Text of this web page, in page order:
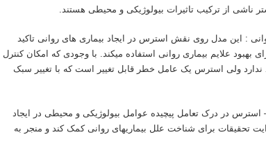
ناشی از ترکیب تاثیرات بیولوژیکی و محیطی هستند.
: این مدل روی نقش استرس در ایجاد بیماری های روانی تاکید
علایم بیماری روانی استفاده میکند. با وجودی که امکان کنترل
ندارد ولی استرس یک عامل خطر قابل تغییر است که با تغییر سبک
در درک تعامل پیچیده عوامل بیولوژیکی و محیطی در ایجاد
تحقیقات برای شناخت علل بیماریهای روانی کمک کند و منجر به